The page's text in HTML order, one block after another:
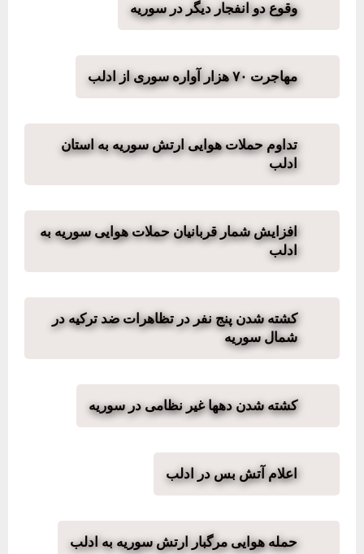
وقوع دو انفجار دیگر در سوریه
مهاجرت ۷۰ هزار آواره سوری از ادلب
تداوم حملات هوایی ارتش سوریه به استان
ادلب
افزایش شمار قربانیان حملات هوایی سوریه به
ادلب
کشته شدن پنج نفر در تظاهرات ضد ترکیه در
شمال سوریه
کشته شدن دهها غیر نظامی در سوریه
اعلام آتش بس در ادلب
حمله هوایی مرگبار ارتش سوریه به ادلب